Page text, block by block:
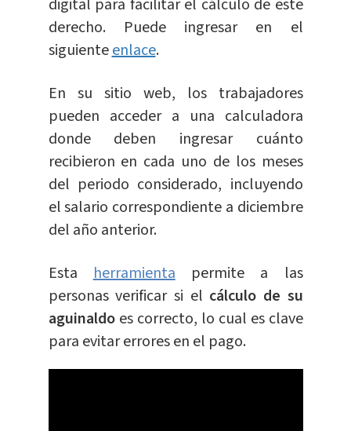
digital para facilitar el cálculo de este
derecho. Puede ingresar en el
siguienteenlace.
En su sitio web, los trabajadores
pueden acceder a una calculadora
donde deben ingresar cuánto
recibieron en cada uno de los meses
del periodo considerado, incluyendo
el salario correspondiente a diciembre
del año anterior.
Estaherramientapermite a las
personas verificar si el cálculo de su
aguinaldoes correcto, lo cual es clave
para evitar errores en el pago.